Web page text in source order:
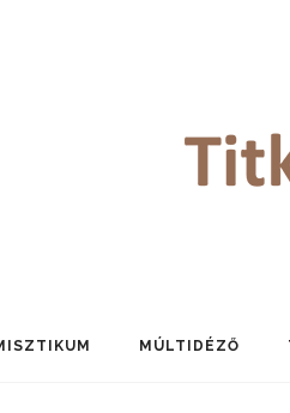
MÚLTIDÉZŐ